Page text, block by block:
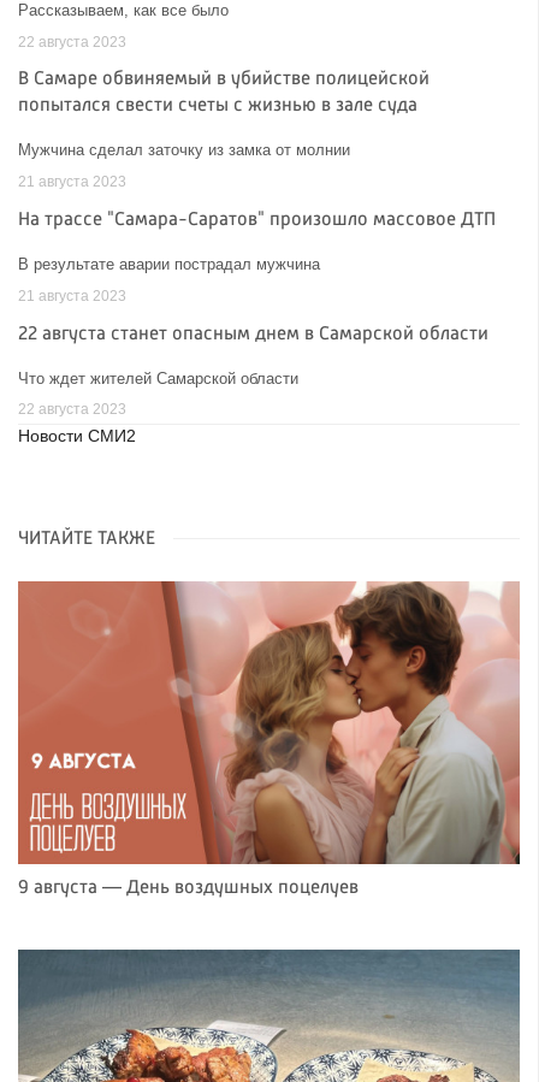
Рассказываем, как все было
22 августа 2023
В Самаре обвиняемый в убийстве полицейской
попытался свести счеты с жизнью в зале суда
Мужчина сделал заточку из замка от молнии
21 августа 2023
На трассе "Самара-Саратов" произошло массовое ДТП
В результате аварии пострадал мужчина
21 августа 2023
22 августа станет опасным днем в Самарской области
Что ждет жителей Самарской области
22 августа 2023
Новости СМИ2
ЧИТАЙТЕ ТАКЖЕ
9 августа — День воздушных поцелуев